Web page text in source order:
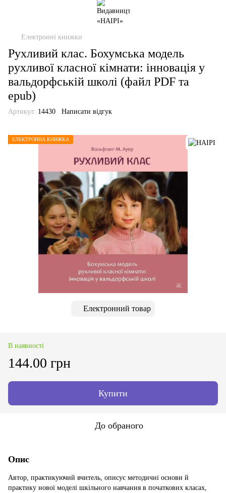
Електронні книжки
Рухливий клас. Бохумська модель
рухливої класної кімнати: інновація у
вальдорфській школі (файл PDF та
epub)
Артикул: 14430 Написати відгук
ЕЛЕКТРОННА КНИЖКА
Електронний товар
В наявності
144.00 грн
Купити
До обраного
Опис
Автор, практикуючий вчитель, описує методичні основи й
практику нової моделі шкільного навчання в початкових класах,